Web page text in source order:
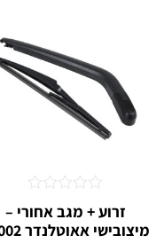
זרוע + מגב אחורי –
0
מתוך